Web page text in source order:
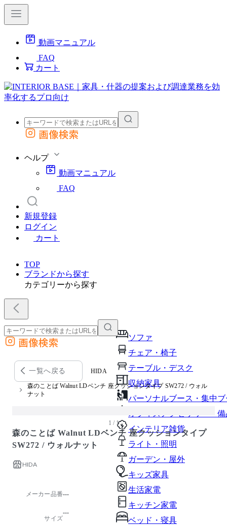
動画マニュアル
FAQ
カート
外部サイトの商品をカートに追加
画像検索
ヘルプ
動画マニュアル
FAQ
新規登録
ログイン
カート
TOP
ブランドから探す
カテゴリーから探す
ソファ
チェア・椅子
テーブル・デスク
収納家具
パーソナルブース・集中
オフィスアクセサリー・備
インテリア雑貨
ライト・照明
ガーデン・屋外
キッズ家具
生活家電
キッチン家電
ベッド・寝具
外部サイトの商品をカートに追加
他のサイトで見つけた商品ページのURLを貼り付けて、カートに追加できます
画像検索
一覧へ戻る HIDA
森のことば Walnut LDベンチ 座クッションタイプ SW272 / ウォル
ナット
1 / 1
森のことば Walnut LDベンチ 座クッションタイプ
SW272 / ウォルナット
HIDA
メーカー品番---
サイズ
---